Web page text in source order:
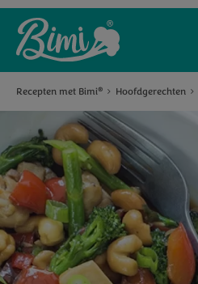
Recepten met Bimi® Hoofdgerechten